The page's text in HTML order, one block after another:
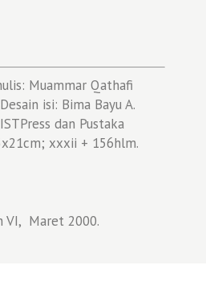
Muammar Qathafi
isi: Bima Bayu A.
dan Pustaka
xxxii + 156hlm.
VI, Maret 2000.